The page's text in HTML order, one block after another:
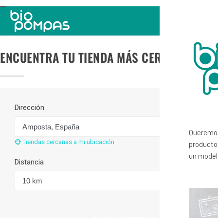
un
TOGGLE
NAVIGATION
ENCUENTRA TU TIENDA MÁS CERCANA
Dirección
Tiendas cercanas a mi ubicación
Distancia